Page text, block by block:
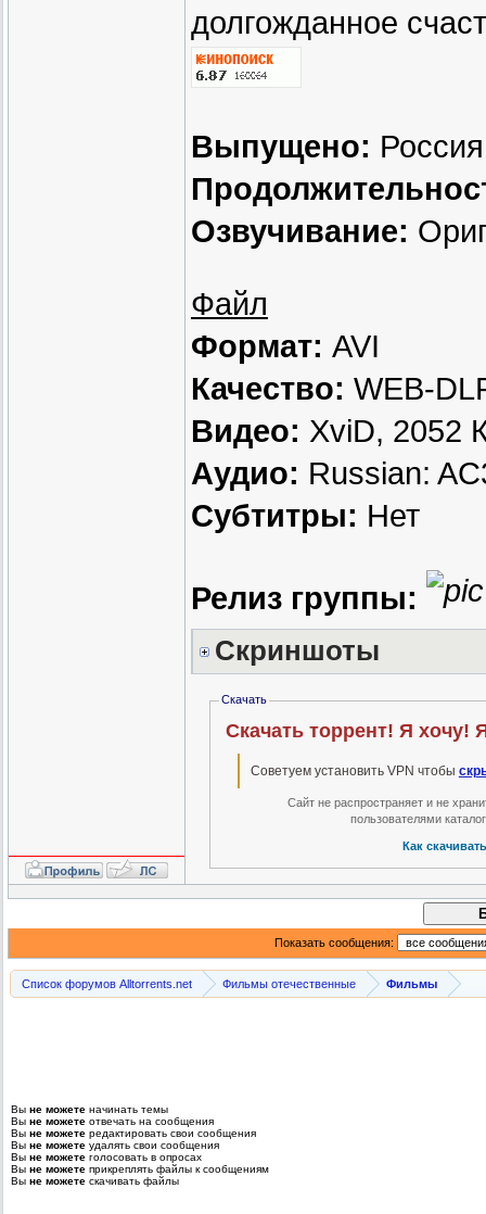
долгожданное
Выпущено:
Озвучивание:
Файл
Формат: AVI
Качество: WEB-
Видео: XviD, 2052
Аудио: Russian:
Субтитры: Нет
Релиз группы:
Скриншоты
Скачать
Скачать торрент! Я хочу!
Советуем установить VPN чтобы
Сайт не распространяет и не
пользователями
Как
Показать сообщения:
Список форумов Alltorrents.net Фильмы отечественные Фильмы
Вы не можете начинать темы
Вы не можете отвечать на сообщения
Вы не можете редактировать свои сообщения
Вы не можете удалять свои сообщения
Вы не можете голосовать в опросах
Вы не можете прикреплять файлы к сообщениям
Вы не можете скачивать файлы